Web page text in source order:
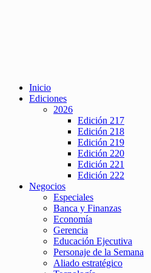
Inicio
Ediciones
2026
Edición 217
Edición 218
Edición 219
Edición 220
Edición 221
Edición 222
Negocios
Especiales
Banca y Finanzas
Economía
Gerencia
Educación Ejecutiva
Personaje de la Semana
Aliado estratégico